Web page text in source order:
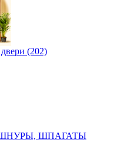
(202)
ШПАГАТЫ